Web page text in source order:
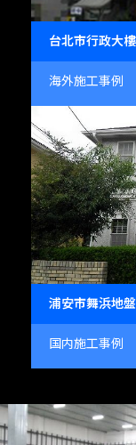
台北市行政大
海外施工事例
浦安市舞浜地
国内施工事例